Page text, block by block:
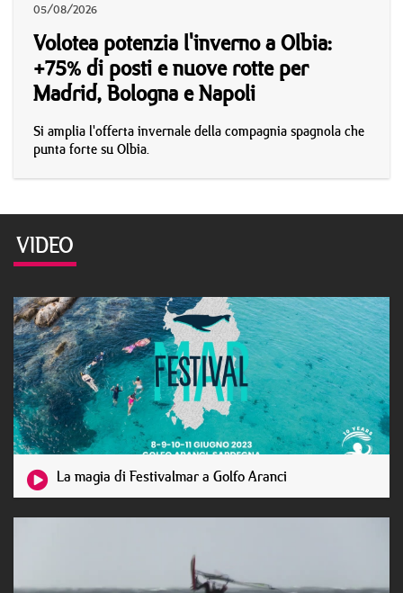
05/08/2026
Volotea potenzia l'inverno a Olbia:
+75% di posti e nuove rotte per
Madrid, Bologna e Napoli
Si amplia l'offerta invernale della compagnia spagnola che
punta forte su Olbia.
VIDEO
La magia di Festivalmar a Golfo Aranci